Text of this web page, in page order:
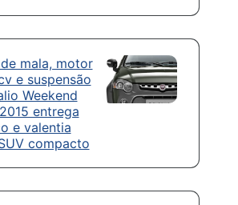
mala, motor
e suspensão
Weekend
entrega
e valentia
compacto